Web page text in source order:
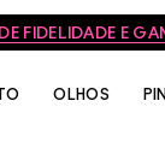
FIDELIDADE E
OLHOS